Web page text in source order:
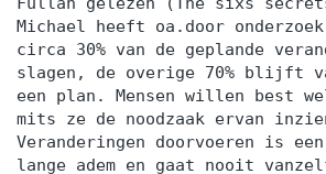
Fullan gelezen (The sixs
Michael heeft oa.door
circa 30% van de geplande
slagen, de overige 70% blijft
een plan. Mensen willen best
mits ze de noodzaak ervan
Veranderingen doorvoeren is
lange adem en gaat nooit